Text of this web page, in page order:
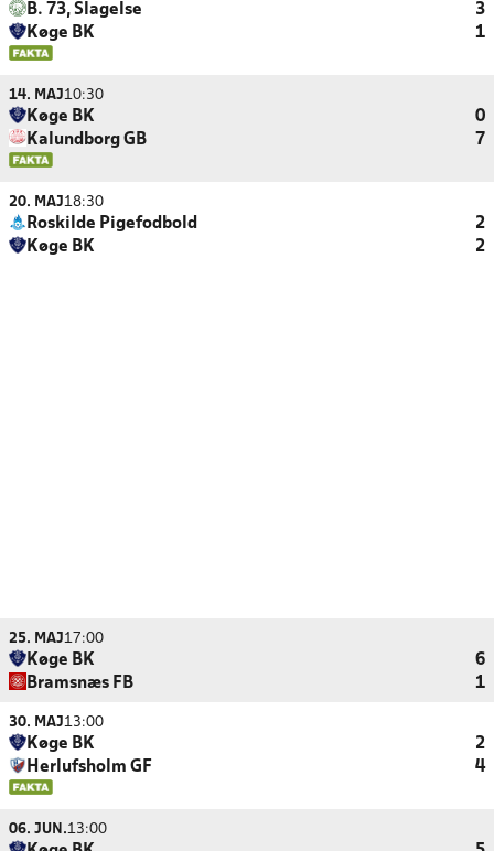
B. 73, Slagelse
3
Køge BK
1
14. MAJ10:30
Køge BK
0
Kalundborg GB
7
20. MAJ18:30
Roskilde Pigefodbold
2
Køge BK
2
25. MAJ17:00
Køge BK
6
Bramsnæs FB
1
30. MAJ13:00
Køge BK
2
Herlufsholm GF
4
06. JUN.13:00